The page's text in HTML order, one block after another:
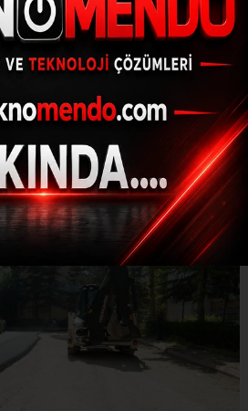
- 12:00, Güncelleme: 31.05.2023
- 11:56
ulaşımı daha
ABONE OL